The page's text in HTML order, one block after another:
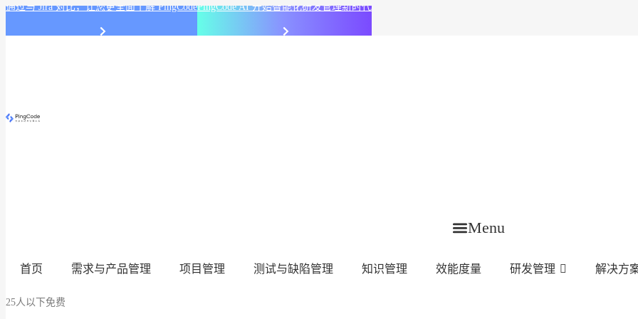
通过与 Jira 对比，让您更全面了解 PingCodePingCode AI 开始智能化研发管理新时代
Menu
首页 需求与产品管理 项目管理 测试与缺陷管理 知识管理 效能度量 研发管理 解决方
25人以下免费